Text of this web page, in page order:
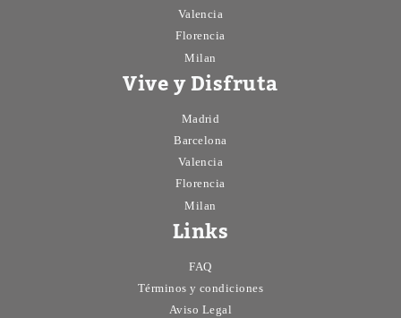
Valencia
Florencia
Milan
Vive y Disfruta
Madrid
Barcelona
Valencia
Florencia
Milan
Links
FAQ
Términos y condiciones
Aviso Legal